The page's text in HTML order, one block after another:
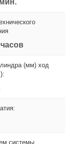
(мм) ход
системы